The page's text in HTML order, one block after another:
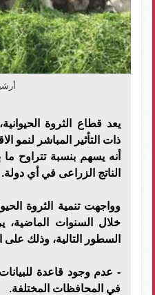
يعد قطاع الثروة
ذات التأثير المباشر لنمو
الناتج الزراعى في أي دولة.
وواجهت تنمية الثروة
خلال السنوات
السطور التالية، وذلك على
- عدم وجود قاعدة للبيانات
في المحافظات المختلفة.